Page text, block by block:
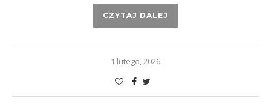
CZYTAJ DALEJ
1 lutego, 2026